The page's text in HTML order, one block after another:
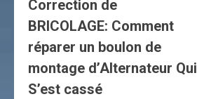
Correction de
BRICOLAGE: Comment
réparer un boulon de
montage d’Alternateur Qui
S’est cassé